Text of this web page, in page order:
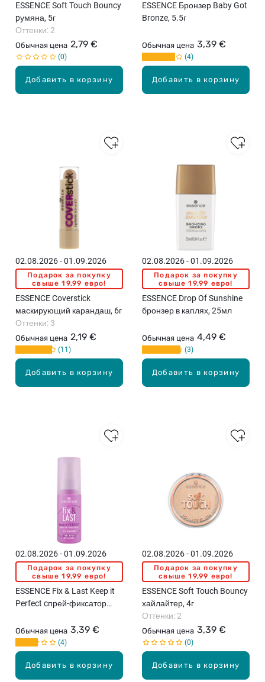
Добавить в корзину
ESSENCE Soft Touch Bouncy
pумяна, 5г
Обычная цена 2,79 €
Оттенки: 2
0
Добавить в корзину
ESSENCE Бронзер Baby Got
Bronze, 5.5г
Обычная цена 3,39 €
4
Добавить в корзину
02.08.2026 - 01.09.2026
Подарок за покупку
свыше 19,99 евро!
ESSENCE Coverstick
маскирующий карандаш, 6г
Обычная цена 2,19 €
Оттенки: 3
11
Добавить в корзину
02.08.2026 - 01.09.2026
Подарок за покупку
свыше 19,99 евро!
ESSENCE Drop Of Sunshine
бронзер в каплях, 25мл
Обычная цена 4,49 €
3
Добавить в корзину
02.08.2026 - 01.09.2026
Подарок за покупку
свыше 19,99 евро!
ESSENCE Fix & Last Keep it
Perfect cпрей-фиксатор
Обычная цена 3,39 €
4
Добавить в корзину
02.08.2026 - 01.09.2026
Подарок за покупку
свыше 19,99 евро!
ESSENCE Soft Touch Bouncy
хайлайтер, 4г
Обычная цена 3,39 €
Оттенки: 2
0